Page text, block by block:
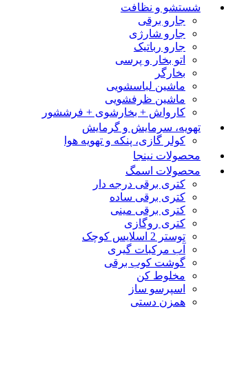
شستشو و نظافت
جارو برقی
جارو شارژی
جارو رباتیک
اتو بخار و پرسی
بخارگر
ماشین لباسشویی
ماشین ظرفشویی
کارواش + بخارشوی + فرششور
تهویه، سرمایش و گرمایش
کولر گازی، پنکه و تهویه هوا
محصولات نینجا
محصولات اسمگ
کتری برقی درجه دار
کتری برقی ساده
کتری برقی مینی
کتری روگازی
توستر 2 اسلایس کوچک
آب مرکبات گیری
گوشت کوب برقی
مخلوط کن
اسپرسو ساز
همزن دستی